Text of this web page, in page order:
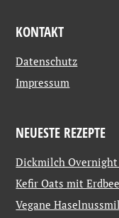
KONTAKT
Datenschutz
Impressum
NEUESTE REZEPTE
Dickmilch Overnight
Kefir Oats mit
Vegane